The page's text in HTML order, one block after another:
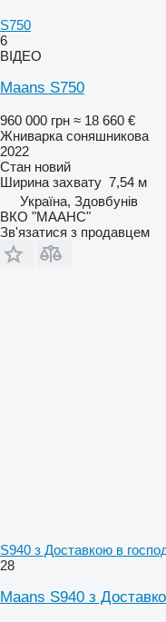
S750
6
ВІДЕО
Maans S750
960 000 грн ≈ 18 660 €
Жниварка соняшникова
2022
Стан новий
Ширина захвату 7,54 м
Україна, Здовбунів
ВКО "МААНС"
Зв'язатися з продавцем
S940 з Доставкою в
28
Maans S940 з